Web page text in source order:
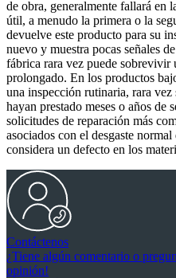
de obra, generalmente fallará en
útil, a menudo la primera o la
devuelve este producto para su
nuevo y muestra pocas señales
fábrica rara vez puede
prolongado. En los productos
una inspección rutinaria, rara vez
hayan prestado meses o años
solicitudes de reparación más
asociados con el desgaste
considera un defecto en los
Contáctenos
¿Tiene algún comentario o
opinión!